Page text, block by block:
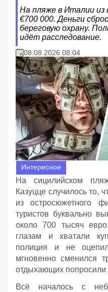
На пляже в Италии из
€700 000. Деньги
береговую охрану.
идёт расследование.
08.08.2026 08:04
Интересное
На сицилийском
Казуцце случилось то,
из остросюжетного
туристов буквально
около 700 тысяч
глазам и хватали
полиция и не
мгновенно сменился
отдыхающих попросили
Всё началось с